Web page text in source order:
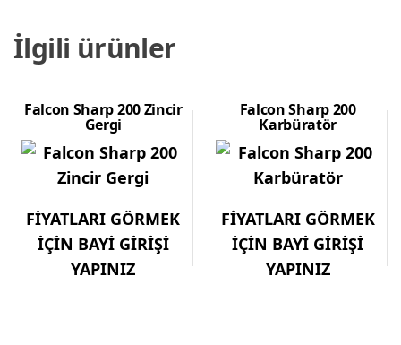
İlgili ürünler
Falcon Sharp 200 Zincir
Gergi
FİYATLARI GÖRMEK
İÇİN BAYİ GİRİŞİ
YAPINIZ
Falcon Sharp 200
Karbüratör
FİYATLARI GÖRMEK
İÇİN BAYİ GİRİŞİ
YAPINIZ